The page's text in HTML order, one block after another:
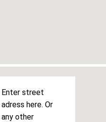
Enter street
adress here. Or
any other